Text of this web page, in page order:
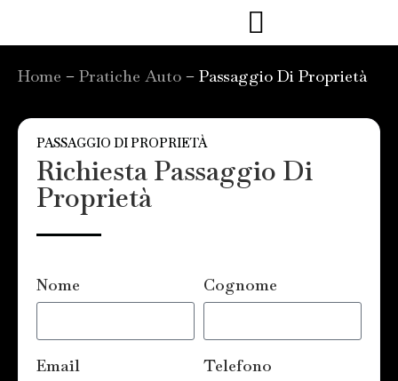
Home – Pratiche Auto – Passaggio Di Proprietà
PASSAGGIO DI PROPRIETÀ
Richiesta Passaggio Di
Proprietà
Nome Cognome
Email Telefono